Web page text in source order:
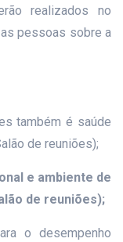
realizados no
pessoas sobre a
também é saúde
de reuniões);
e ambiente de
de reuniões);
o desempenho